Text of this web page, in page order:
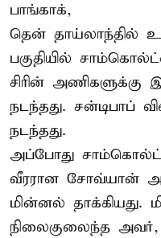
பாங்காக்,
தென் தாய்லாந்தில்
பகுதியில்
சிரின் அணிகளுக்கு
நடந்தது. சன்டிபாப்
நடந்தது.
அப்போது
வீரரான சோவ்யான்
மின்னல் தாக்கியது.
நிலைகுலைந்த